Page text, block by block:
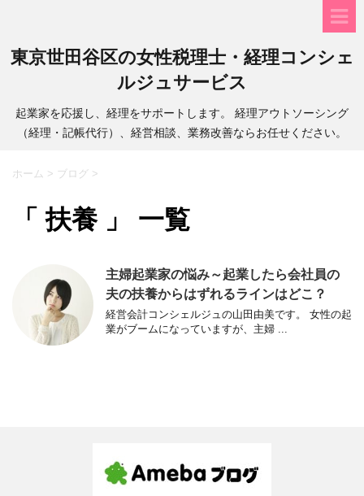
東京世田谷区の女性税理士・経理コンシェ
ルジュサービス
起業家を応援し、経理をサポートします。 経理アウトソーシング
（経理・記帳代行）、経営相談、業務改善ならお任せください。
ホーム > ブログ >
「 扶養 」 一覧
主婦起業家の悩み～起業したら会社員の
夫の扶養からはずれるラインはどこ？
経営会計コンシェルジュの山田由美です。 女性の起
業がブームになっていますが、主婦 ...